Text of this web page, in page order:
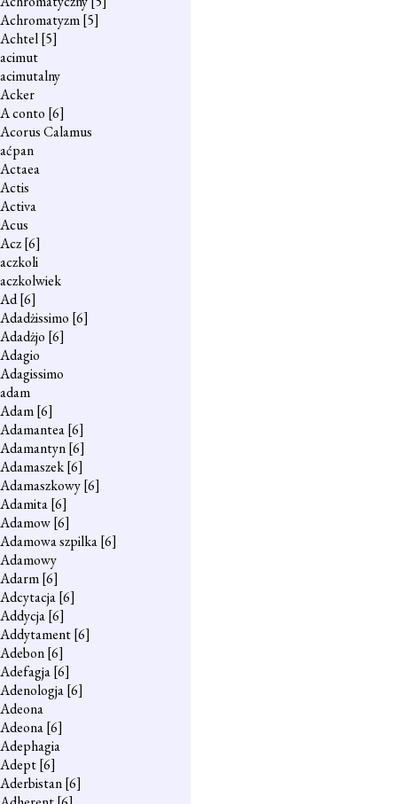
Achromatyzm[5]
Achtel[5]
acimut
acimutalny
Acker
A conto [6]
Acorus Calamus
aćpan
Actaea
Actis
Activa
Acus
Acz[6]
aczkoli
aczkolwiek
Ad[6]
Adadżissimo [6]
Adadżjo [6]
Adagio
Adagissimo
adam
Adam[6]
Adamantea[6]
Adamantyn[6]
Adamaszek[6]
Adamaszkowy[6]
Adamita[6]
Adamow[6]
Adamowa szpilka[6]
Adamowy
Adarm[6]
Adcytacja[6]
Addycja[6]
Addytament[6]
Adebon[6]
Adefagja[6]
Adenologja[6]
Adeona
Adeona[6]
Adephagia
Adept[6]
Aderbistan[6]